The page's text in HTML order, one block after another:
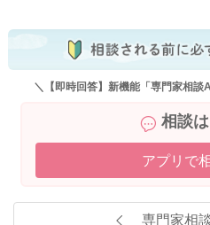
＼【即時回答】新機能「専門家相談
相談
アプリで
専門家相